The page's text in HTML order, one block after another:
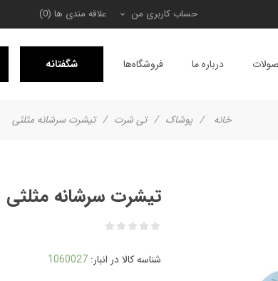
حساب کاربری من علاقه مندی ها (0)
درباره ما فروشگاه‌ها شگفتانه
خانه / پوشاک / تی شرت / تیشرت سرشانه مثلثی
تیشرت سرشانه مثلثی
شناسه کالا در انبار: 1060027